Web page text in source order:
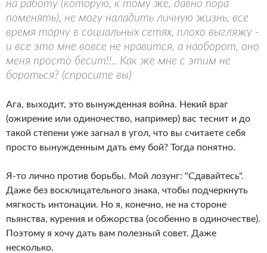
на работу (которую, к тому же, давно пора
поменять), не могу наладить личную жизнь, все
время торчу в социальных сетях, плохо выгляжу -
и все это мне вовсе не нравится, а наоборот, оно
меня просто бесит!!.. Как же мне с этим не
бороться? (спросите вы)
Ага, выходит, это вынужденная война. Некий враг
(ожирение или одиночество, например) вас теснит и до
такой степени уже загнал в угол, что вы считаете себя
просто вынужденным дать ему бой? Тогда понятно.
Я-то лично против борьбы. Мой лозунг: "Сдавайтесь".
Даже без восклицательного знака, чтобы подчеркнуть
мягкость интонации. Но я, конечно, не на стороне
пьянства, курения и обжорства (особенно в одиночестве).
Поэтому я хочу дать вам полезный совет. Даже
несколько.